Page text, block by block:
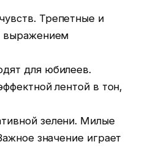
Трепетные и
выражением
для юбилеев.
лентой в тон,
зелени. Милые
значение играет